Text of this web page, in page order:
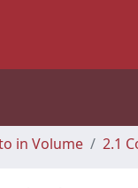
in Volume 2.1